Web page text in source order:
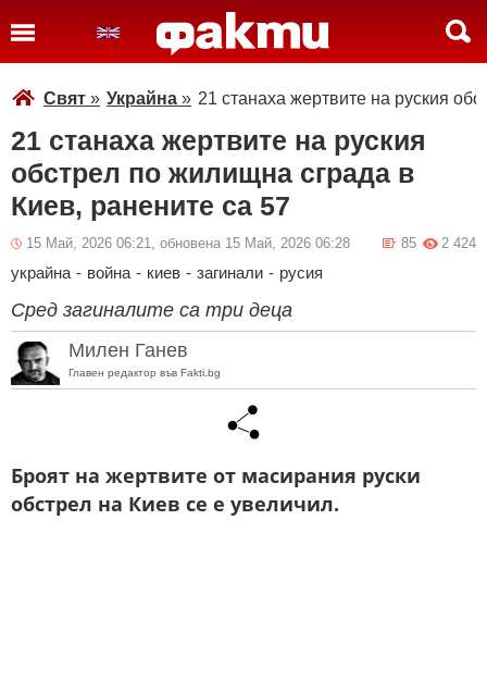
Свят » Украйна » 21 станаха жертвите на руския
21 станаха жертвите на руския
обстрел по жилищна сграда в
Киев, ранените са 57
15 Май, 2026 06:21, обновена 15 Май, 2026 06:28 2 424
85
украйна - война - киев - загинали - русия
Сред загиналите са три деца
Милен Ганев
Главен редактор във Fakti.bg
Броят на жертвите от масирания руски
обстрел на Киев се е увеличил.